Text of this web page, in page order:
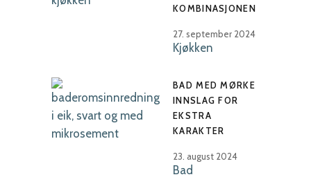
KOMBINASJONEN
27. september 2024
Kjøkken
BAD MED MØRKE
INNSLAG FOR
EKSTRA
KARAKTER
23. august 2024
Bad